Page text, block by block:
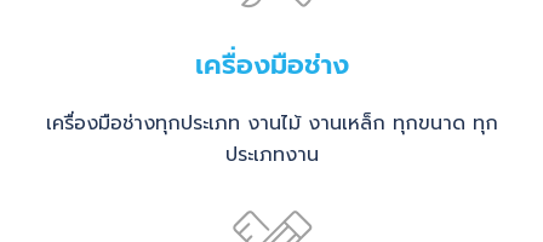
เครื่องมือช่าง
เครื่องมือช่างทุกประเภท งานไม้ งานเหล็ก ทุกขนาด ทุก
ประเภทงาน